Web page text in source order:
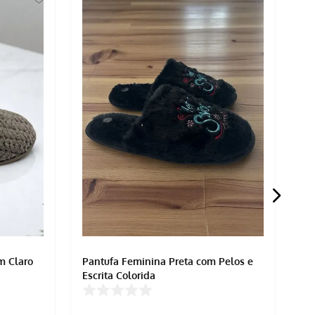
Claro
Pantufa Feminina Preta com Pelos e
Escrita Colorida